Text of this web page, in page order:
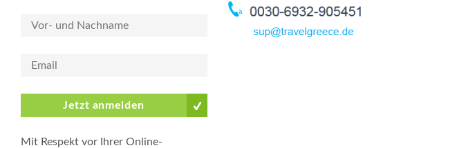
Jetzt anmelden
Mit Respekt vor Ihrer Online-